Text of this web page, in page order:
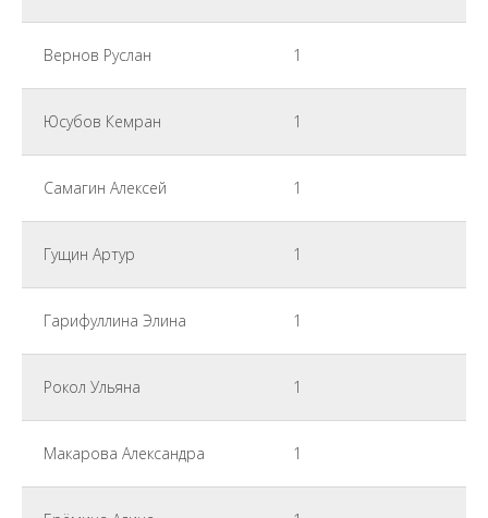
Вернов Руслан 1
Юсубов Кемран 1
Самагин Алексей 1
Гущин Артур 1
Гарифуллина Элина 1
Рокол Ульяна 1
Макарова Александра 1